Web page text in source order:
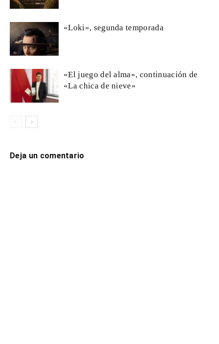
«Loki», segunda temporada
«El juego del alma», continuación de
«La chica de nieve»
Deja un comentario